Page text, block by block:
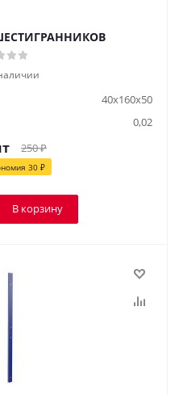
40x160x50
0,02
250₽
30 ₽
В корзину